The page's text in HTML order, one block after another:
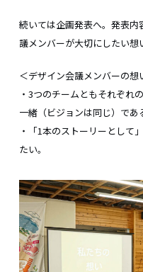
続いては企画発表へ。発表
議メンバーが大切にしたい想
＜デザイン会議メンバーの想
・3つのチームともそれぞれ
一緒（ビジョンは同じ）であ
・「1本のストーリーとして
たい。